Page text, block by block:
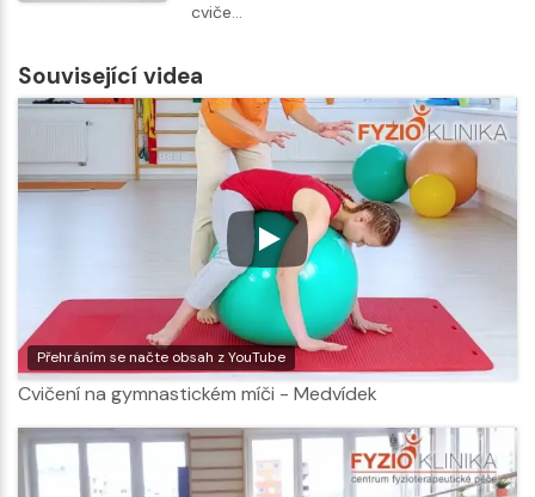
cviče…
Související videa
Přehráním se načte obsah z YouTube
Cvičení na gymnastickém míči - Medvídek